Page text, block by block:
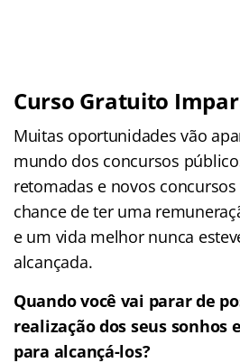
Curso Gratuito
Muitas oportunidades vão
mundo dos concursos
retomadas e novos
chance de ter uma
e um vida melhor nunca
alcançada.
Quando você vai parar de
realização dos seus sonhos
para alcançá-los?